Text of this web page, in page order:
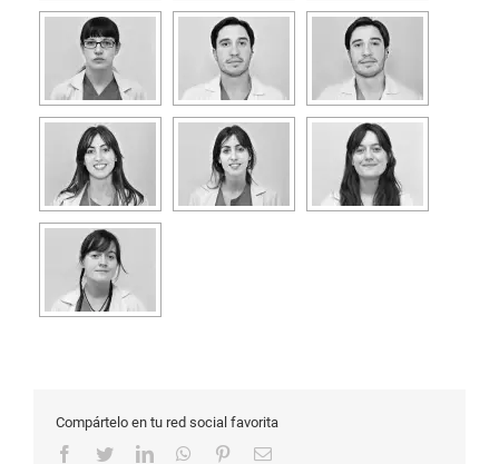
Compártelo en tu red social favorita
Facebook
TwitterLinkedInWhatsApp
PinterestCorreo